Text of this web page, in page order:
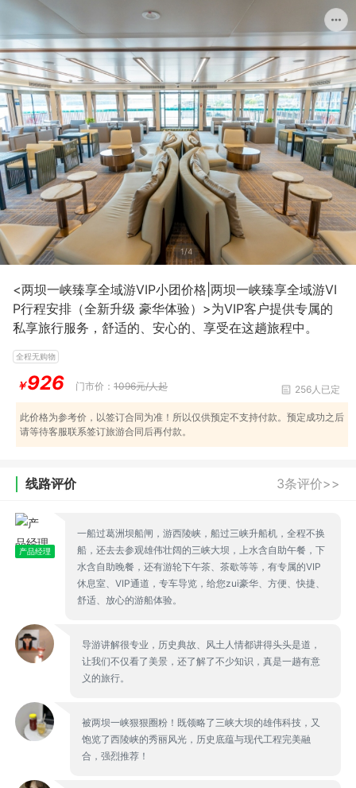
1/4
<两坝一峡臻享全域游VIP小团价格|两坝一峡臻享全域游VI
P行程安排（全新升级 豪华体验）>为VIP客户提供专属的
私享旅行服务，舒适的、安心的、享受在这趟旅程中。
全程无购物
￥926 门市价： 1096元/人起 256人已定
此价格为参考价，以签订合同为准！所以仅供预定不支持付款。预定成功之后
请等待客服联系签订旅游合同后再付款。
线路评价 3条评价>>
产品经理
一船过葛洲坝船闸，游西陵峡，船过三峡升船机，全程不换
船，还去去参观雄伟壮阔的三峡大坝，上水含自助午餐，下
水含自助晚餐，还有游轮下午茶、茶歇等等，有专属的VIP
休息室、VIP通道，专车导览，给您zui豪华、方便、快捷、
舒适、放心的游船体验。
导游讲解很专业，历史典故、风土人情都讲得头头是道，
让我们不仅看了美景，还了解了不少知识，真是一趟有意
义的旅行。
被两坝一峡狠狠圈粉！既领略了三峡大坝的雄伟科技，又
饱览了西陵峡的秀丽风光，历史底蕴与现代工程完美融
合，强烈推荐！